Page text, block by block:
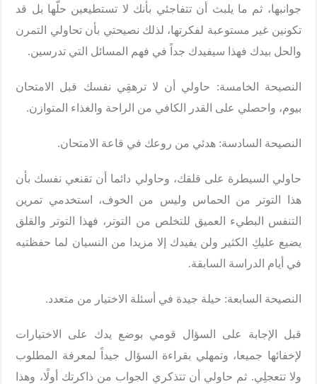
جوانبها، ثم ما يلبث أن تتفاجئي بأنك لا تستطيعين حلَّها بل قد
تكونين غير مستوعبة لفكرتها، لذلك نصيحتي بأن تحاولي التمرن
والحل بيدك فهذا سيفيدك جداً في فهم المسائل التي تدرسين.
النصيحة الخامسة: حاولي أن لا ترهقِي نفسك قبل الامتحان
بيوم، واحصلي على القدر الكافي من الراحة والغذاء المتوازن.
النصيحة السادسة: هدئي من روعك في قاعة الامتحان.
حاولي السيطرة على قلقك، وحاولي دائما أن تقنعي نفسك بأن
هذا التوتر من الحماس وليس من الخوف، استخدمي تمرين
التنفس البطيء العميق للتخلص من التوتر، فهذا التوتر والقلق
يضيع عليكِ الكثير ولن يفيدك إلا مزيدا من النسيان لما حفظتيه
في أيام الدراسة السابقة.
النصيحة السابعة: حيلة جيدة في أسئلة الاختيار من متعدد.
قبل الإجابة على السؤال قومي بوضع يدك على الاختيارات
لإخفائها جميعا، وتمهلي بقراءة السؤال جيداً لمعرفة المطلوب
ولا تتعجلِي. ثم حاولي أن تتذكري الجواب من ذاكرتك أولًا، وهذا